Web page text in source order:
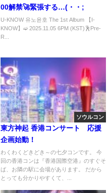
00解禁🚀緊張する…(・・;
U-KNOW 유노윤호 The 1st Album 【I-
KNOW】➫ 2025.11.05 6PM (KST)🕺Pre-
R...
ソウルコン
東方神起 香港コンサート 応援
企画始動！
わくわくどきどき～の七夕コンです。 今
回の香港コンは『香港国際空港』のすぐそ
ば、お隣の駅に会場があります。 だから
とっても分かりやすくて、...